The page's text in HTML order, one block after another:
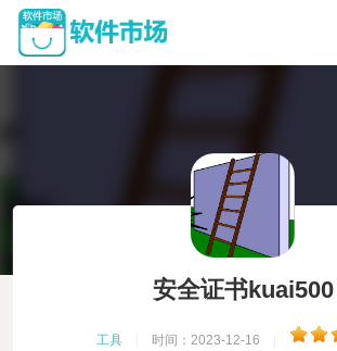
安全证书kuai500
工具 时间：2023-12-16